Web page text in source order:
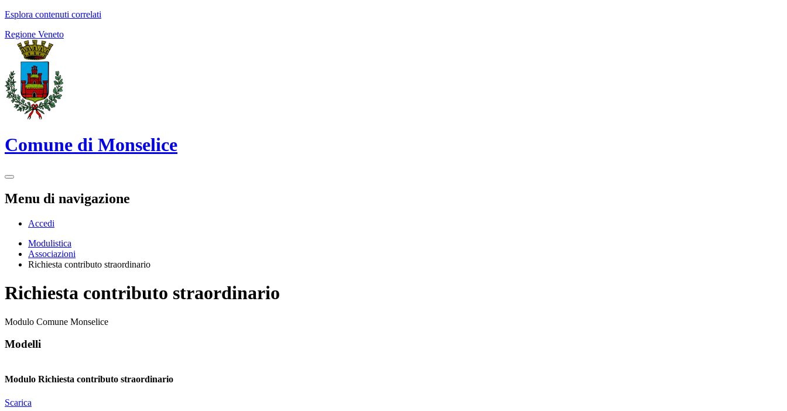
Esplora contenuti correlati
Regione Veneto
Comune di Monselice
Menu di navigazione
Accedi
Modulistica
Associazioni
Richiesta contributo straordinario
Richiesta contributo straordinario
Modulo Comune Monselice
Modelli
Modulo Richiesta contributo straordinario
Scarica